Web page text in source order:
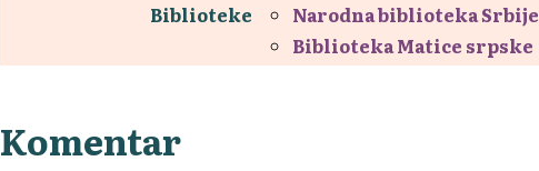
Biblioteke
Narodna biblioteka Srbije
Biblioteka Matice srpske
Komentar